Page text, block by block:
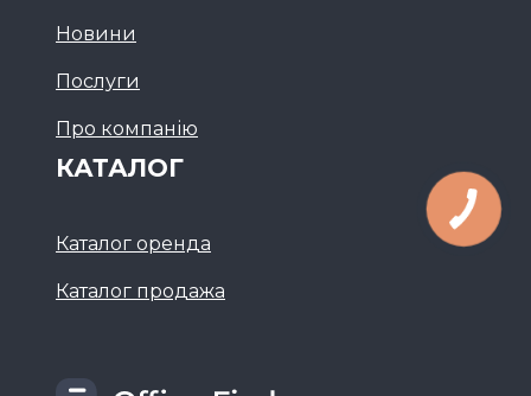
Новини
Послуги
Про компанію
КАТАЛОГ
Каталог оренда
Каталог продажа